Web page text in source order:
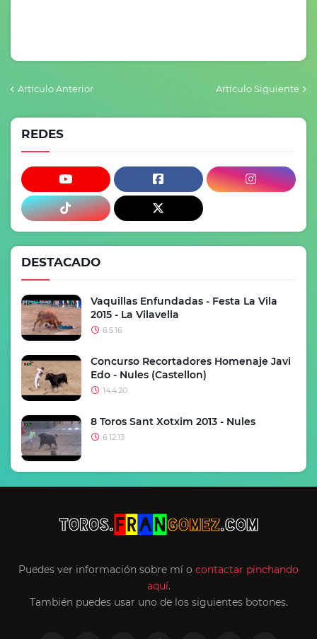
Artículo Anterior Artículo Siguiente
REDES
DESTACADO
Vaquillas Enfundadas - Festa La Vila
2015 - La Vilavella
6.5.16
Concurso Recortadores Homenaje Javi
Edo - Nules (Castellon)
14.4.20
8 Toros Sant Xotxim 2013 - Nules
6.12.13
Puedes ver información sobre mí o contactar pinchando
aquí.
También puedes usar uno de los siguientes botones.